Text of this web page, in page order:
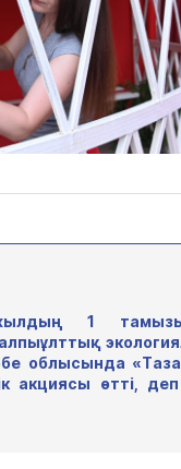
1
ұлттық
облысында «Таза
акциясы өтті,